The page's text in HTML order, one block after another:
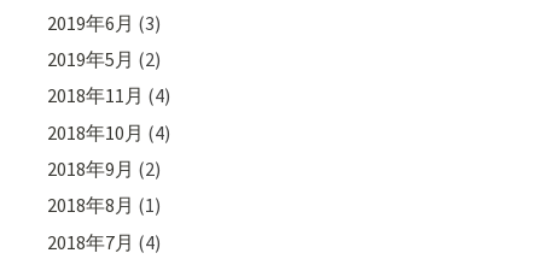
2019年6月 (3)
2019年5月 (2)
2018年11月 (4)
2018年10月 (4)
2018年9月 (2)
2018年8月 (1)
2018年7月 (4)